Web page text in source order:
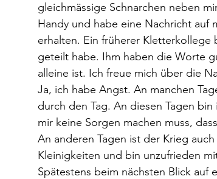
gleichmässige Schnarchen neben
Handy und habe eine Nachricht auf
erhalten. Ein früherer Kletterkollege
geteilt habe. Ihm haben die Worte
alleine ist. Ich freue mich über die
Ja, ich habe Angst. An manchen
durch den Tag. An diesen Tagen
mir keine Sorgen machen muss,
An anderen Tagen ist der Krieg
Kleinigkeiten und bin unzufrieden
Spätestens beim nächsten Blick